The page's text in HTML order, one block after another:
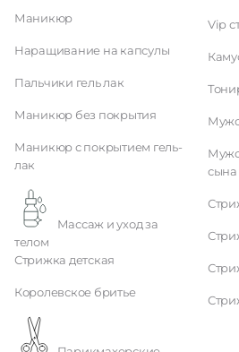
Маникюр
Наращивание на капсулы
Пальчики гель лак
Маникюр без покрытия
Маникюр с покрытием гель-
лак
телом
Стрижка детская
Королевское бритье
Vip
сына